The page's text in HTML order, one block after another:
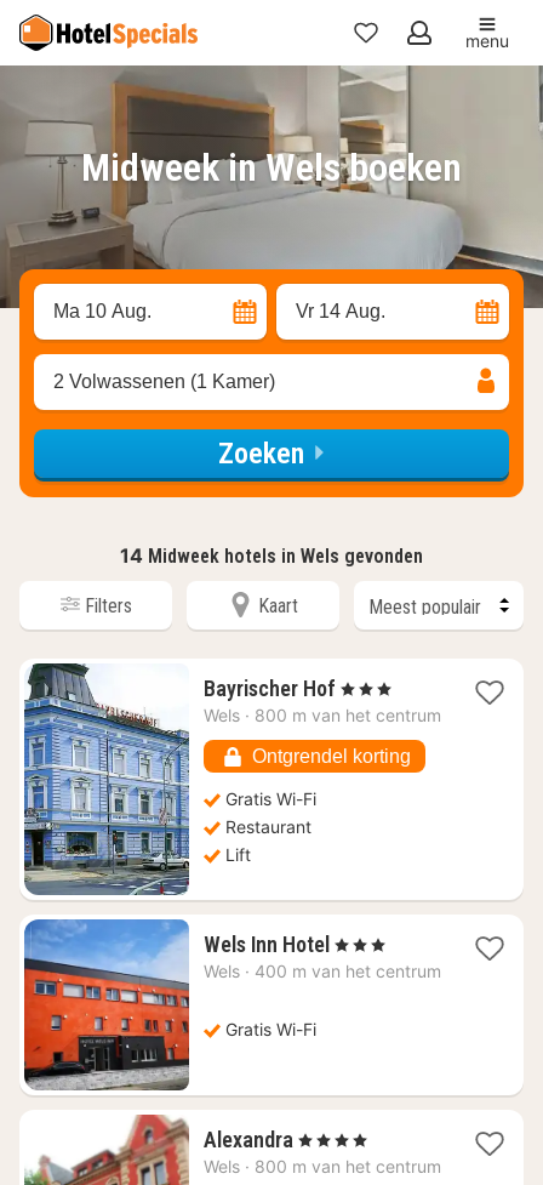
Mijn
favorieten
menu
Midweek in Wels boeken
Ma 10 Aug. Vr 14 Aug.
2 Volwassenen (1 Kamer)
Zoeken
14 Midweek hotels in Wels gevonden
Filters Kaart
Bayrischer Hof 4
nachten
€
122,40
, 3 Sterren
Wels · 800 m van het centrum
Ontgrendel korting
Gratis Wi-Fi
Restaurant
Lift
Wels Inn Hotel 4
nachten
, 3 Sterren
Wels · 400 m van het centrum
Gratis Wi-Fi
Alexandra 4
nachten
, 4 Sterren
Wels · 800 m van het centrum